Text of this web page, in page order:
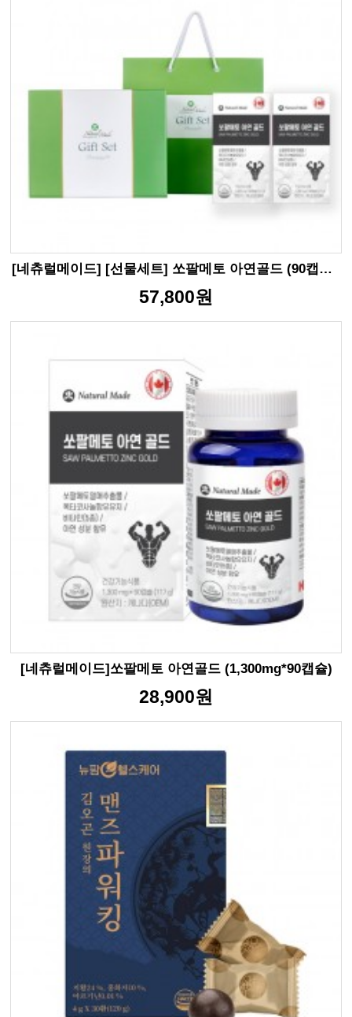
[네츄럴메이드] [선물세트] 쏘팔메토 아연골드 (90캡슐*2개입)
57,800원
[네츄럴메이드]쏘팔메토 아연골드 (1,300mg*90캡슐)
28,900원